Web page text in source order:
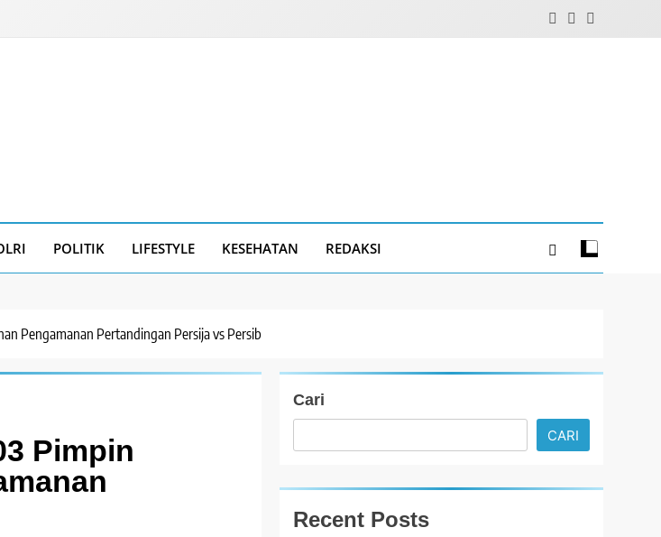
POLITIK LIFESTYLE KESEHATAN REDAKSI
Pengamanan Pertandingan Persija vs Persib
Pimpin
Cari
CARI
Recent Posts